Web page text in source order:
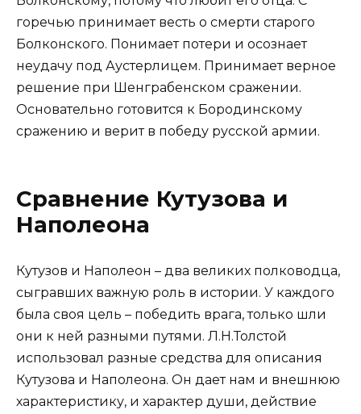
горечью принимает весть о смерти старого
Болконского. Понимает потери и осознает
неудачу под Аустерлицем. Принимает верное
решение при Шенграбенском сражении.
Основательно готовится к Бородинскому
сражению и верит в победу русской армии.
Сравнение Кутузова и
Наполеона
Кутузов и Наполеон – два великих полководца,
сыгравших важную роль в истории. У каждого
была своя цель – победить врага, только шли
они к ней разными путями. Л.Н.Толстой
использовал разные средства для описания
Кутузова и Наполеона. Он дает нам и внешнюю
характеристику, и характер души, действие